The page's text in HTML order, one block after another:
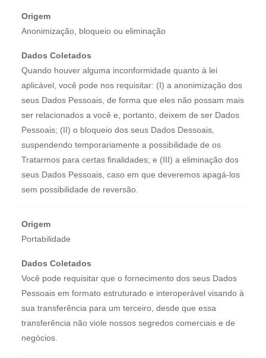
Origem
Anonimização, bloqueio ou eliminação
Dados Coletados
Quando houver alguma inconformidade quanto à lei
aplicável, você pode nos requisitar: (I) a anonimização dos
seus Dados Pessoais, de forma que eles não possam mais
ser relacionados a você e, portanto, deixem de ser Dados
Pessoais; (II) o bloqueio dos seus Dados Dessoais,
suspendendo temporariamente a possibilidade de os
Tratarmos para certas finalidades; e (III) a eliminação dos
seus Dados Pessoais, caso em que deveremos apagá-los
sem possibilidade de reversão.
Origem
Portabilidade
Dados Coletados
Você pode requisitar que o fornecimento dos seus Dados
Pessoais em formato estruturado e interoperável visando à
sua transferência para um terceiro, desde que essa
transferência não viole nossos segredos comerciais e de
negócios.